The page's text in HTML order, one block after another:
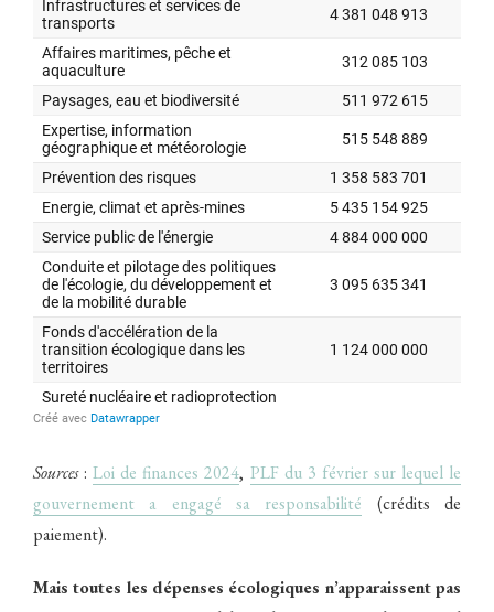
Sources:Loi de finances 2024, PLF du 3 février sur lequel le
gouvernement a engagé sa responsabilité (crédits de
paiement).
Mais toutes les dépenses écologiques n’apparaissent pas